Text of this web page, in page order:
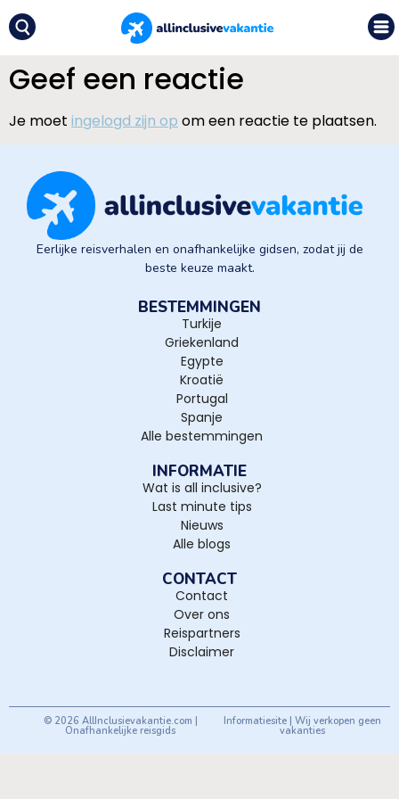
Geef een reactie
Je moet ingelogd zijn op om een reactie te plaatsen.
Eerlijke reisverhalen en onafhankelijke gidsen, zodat jij de
beste keuze maakt.
BESTEMMINGEN
Turkije
Griekenland
Egypte
Kroatië
Portugal
Spanje
Alle bestemmingen
INFORMATIE
Wat is all inclusive?
Last minute tips
Nieuws
Alle blogs
CONTACT
Contact
Over ons
Reispartners
Disclaimer
© 2026 AllInclusievakantie.com |
Onafhankelijke reisgids
Informatiesite | Wij verkopen geen
vakanties